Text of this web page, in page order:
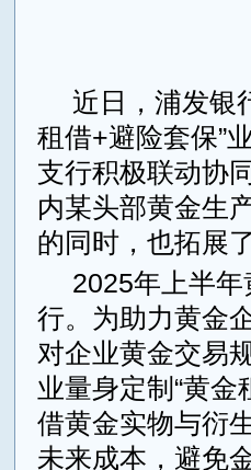
近日，浦发银
租借+避险套保”
支行积极联动协
内某头部黄金生
的同时，也拓展
2025年上半
行。为助力黄金
对企业黄金交易
业量身定制“黄金
借黄金实物与衍
未来成本，避免